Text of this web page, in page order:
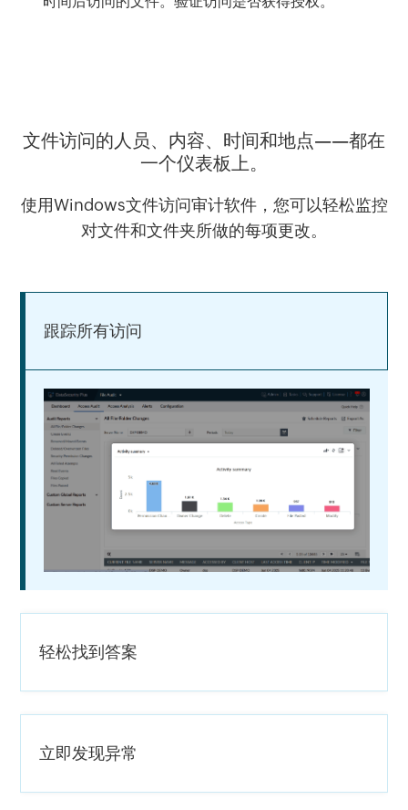
文件访问的人员、内容、时间和地点——都在
一个仪表板上。
使用Windows文件访问审计软件，您可以轻松监控
对文件和文件夹所做的每项更改。
跟踪所有访问
轻松找到答案
立即发现异常